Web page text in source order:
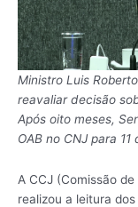
Ministro Luis
reavaliar decisão
Após oito meses,
OAB no CNJ para
A CCJ (Comissão
realizou a leitura